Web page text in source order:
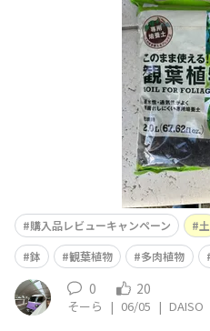
購入品レビューキャンペーン 土
鉢
観葉植物 多肉植物
0 20
そーら | 06/05 | DAISO